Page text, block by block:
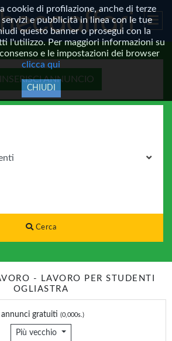
cookie di profilazione, anche di terze
e pubblicità in linea con le tue
questo banner o prosegui con la
l'utilizzo. Per maggiori informazioni su
e le impostazioni dei browser
clicca qui
CHIUDI
INSERISCI ANNUNCIO
Cerca
- LAVORO PER STUDENTI
OGLIASTRA
gratuiti (0,000s.)
Più vecchio